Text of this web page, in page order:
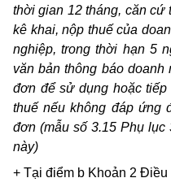
thời gian 12 tháng, căn cứ
kê khai, nộp thuế của
nghiệp, trong thời hạn 5
văn bản thông báo doanh
đơn để sử dụng hoặc
thuế nếu không đáp ứng
đơn (mẫu số 3.15 Phụ
này)
+ Tại điểm b Khoản 2